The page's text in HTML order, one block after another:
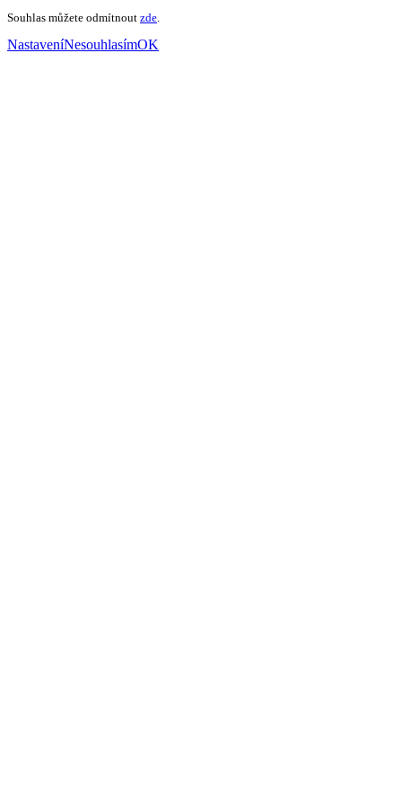
Souhlas můžete odmítnout zde
NastaveníNesouhlasímOK